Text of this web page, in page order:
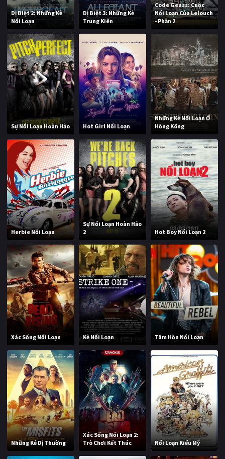
Dị Biệt 2: Những Kẻ
Nổi Loạn
Dị Biệt 3: Những Kẻ
Trung Kiên
Code Geass: Cuộc
Nổi Loạn Của Lelouch
- Phần 2
Sự Nổi Loạn Hoàn Hảo Hot Girl Nổi Loạn
Những Kẻ Nổi Loạn Ở
Hồng Kông
Herbie Nổi Loạn
Sự Nổi Loạn Hoàn Hảo
2
Hot Boy Nổi Loạn 2
Xác Sống Nổi Loạn Kẻ Nổi Loạn Tâm Hồn Nổi Loạn
Những Kẻ Dị Thường
Xác Sống Nổi Loạn 2:
Trò Chơi Kết Thúc
Nổi Loạn Kiểu Mỹ